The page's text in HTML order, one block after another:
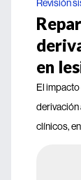
Revisión
en
El
derivación
clínicos,